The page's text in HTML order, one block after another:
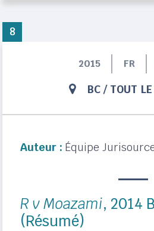
2015 FR
BC / TOUT
Auteur : Équipe
R v Moazami, 2014
(Résumé)
8